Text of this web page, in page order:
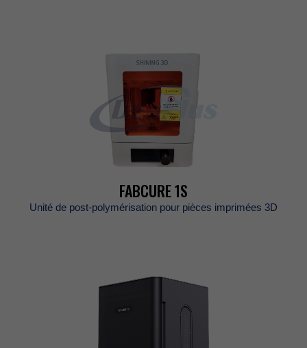
FABCURE1S
Unitédepost-polymérisationpourpiècesimprimées3D